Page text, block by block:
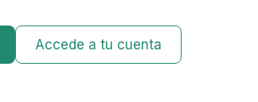
Accede a tu cuenta